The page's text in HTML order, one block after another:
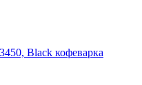
Black кофеварка